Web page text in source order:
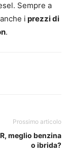
Sempre a
i prezzi di
.
Prossimo articolo
meglio benzina
o ibrida?